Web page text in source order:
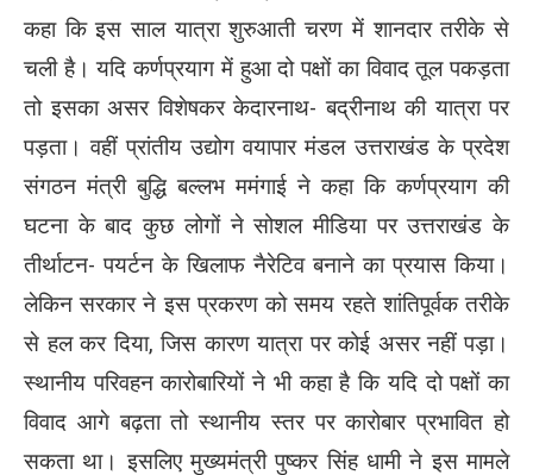
कहा कि इस साल यात्रा शुरुआती चरण में शानदार तरीके से
चली है। यदि कर्णप्रयाग में हुआ दो पक्षों का विवाद तूल पकड़ता
तो इसका असर विशेषकर केदारनाथ- बद्रीनाथ की यात्रा पर
पड़ता। वहीं प्रांतीय उद्योग वयापार मंडल उत्तराखंड के प्रदेश
संगठन मंत्री बुद्धि बल्लभ ममंगाई ने कहा कि कर्णप्रयाग की
घटना के बाद कुछ लोगों ने सोशल मीडिया पर उत्तराखंड के
तीर्थाटन- पयर्टन के खिलाफ नैरेटिव बनाने का प्रयास किया।
लेकिन सरकार ने इस प्रकरण को समय रहते शांतिपूर्वक तरीके
से हल कर दिया, जिस कारण यात्रा पर कोई असर नहीं पड़ा।
स्थानीय परिवहन कारोबारियों ने भी कहा है कि यदि दो पक्षों का
विवाद आगे बढ़ता तो स्थानीय स्तर पर कारोबार प्रभावित हो
सकता था। इसलिए मुख्यमंत्री पुष्कर सिंह धामी ने इस मामले